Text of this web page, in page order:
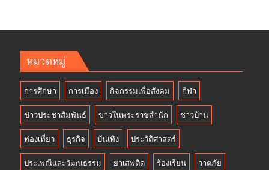
หมวดหมู่
การศึกษา การเมือง กิจกรรมเพื่อสังคม กีฬา
ข่าวประชาสัมพันธ์ ข่าวในพระราชสำนัก ชาวบ้าน
ท่องเที่ยว ธุรกิจ บันเทิง ประวัติศาสตร์
ประเพณีและวัฒนธรรม ยาเสพติด ร้องเรียน วาตภัย